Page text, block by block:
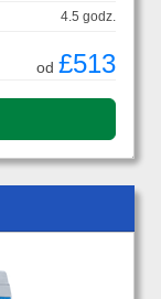
4.5 godz.
od £513